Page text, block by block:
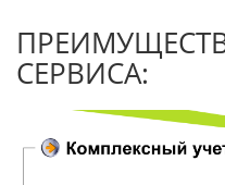
СЕРВИСА: